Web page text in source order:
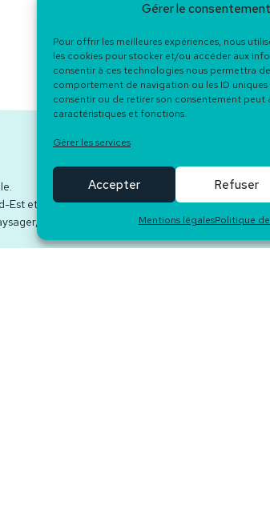
Gérer le
Pour offrir les meilleures expériences, nous
les cookies pour stocker et/ou accéder aux
consentir à ces technologies nous permettra
comportement de navigation ou les ID uniques
consentir ou de retirer son consentement
caractéristiques et fonctions.
Gérer les services
Accepter Refuser
Mentions légalesPolitique
Est et Nord-Ouest, 3 chambres, une salle de bain et
espace détente ou extension.